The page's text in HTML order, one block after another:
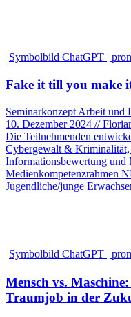
Symbolbild ChatGPT |
Fake it till you make
Seminarkonzept Arbeit und
10. Dezember 2024 //
Die Teilnehmenden
Cybergewalt & Kriminalität,
Informationsbewertung und
Medienkompetenzrahmen
Jugendliche/junge
Symbolbild ChatGPT |
Mensch vs.
Traumjob in der